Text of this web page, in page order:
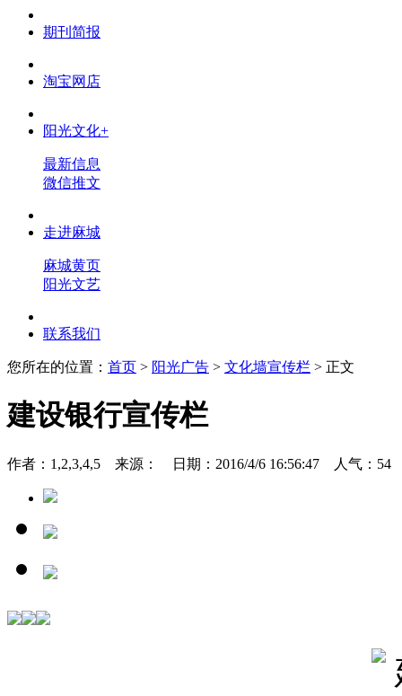
期刊简报
淘宝网店
阳光文化+
最新信息
微信推文
走进麻城
麻城黄页
阳光文艺
联系我们
您所在的位置： 首页 > 阳光广告 > 文化墙宣传栏 > 正文
建设银行宣传栏
作者：1,2,3,4,5 来源： 日期：2016/4/6 16:56:47 人气： 54